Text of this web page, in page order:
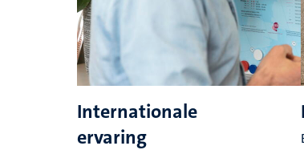
Internationale
ervaring